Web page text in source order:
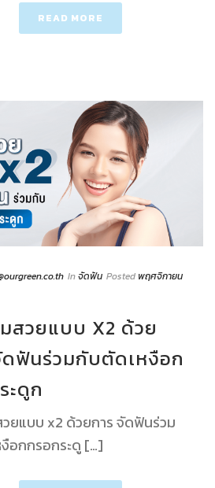
READ MORE
Inจัดฟัน Posted พฤศจิกายน
สวยแบบ X2 ด้วย
ดฟันร่วมกับตัดเหงือก
ะดูก
ยแบบ x2 ด้วยการ จัดฟันร่วม
อกกรอกระดู […]